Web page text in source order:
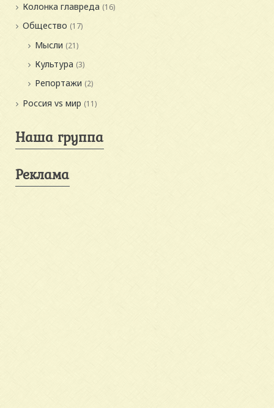
Колонка главреда (16)
Общество (17)
Мысли (21)
Культура (3)
Репортажи (2)
Россия vs мир (11)
Наша группа
Реклама